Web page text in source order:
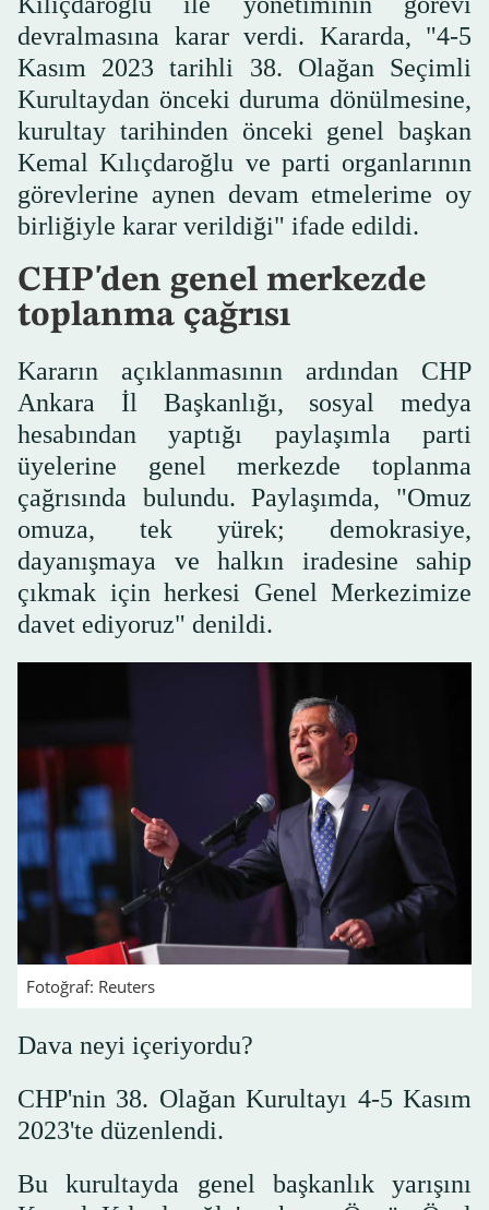
devralmasına karar verdi. Kararda, "4-5
Kasım 2023 tarihli 38. Olağan Seçimli
Kurultaydan önceki duruma dönülmesine,
kurultay tarihinden önceki genel başkan
Kemal Kılıçdaroğlu ve parti organlarının
görevlerine aynen devam etmelerime oy
birliğiyle karar verildiği" ifade edildi.
CHP'den genel merkezde
toplanma çağrısı
Kararın açıklanmasının ardından CHP
Ankara İl Başkanlığı, sosyal medya
hesabından yaptığı paylaşımla parti
üyelerine genel merkezde toplanma
çağrısında bulundu. Paylaşımda, "Omuz
omuza, tek yürek; demokrasiye,
dayanışmaya ve halkın iradesine sahip
çıkmak için herkesi Genel Merkezimize
davet ediyoruz" denildi.
Fotoğraf: Reuters
Dava neyi içeriyordu?
CHP'nin 38. Olağan Kurultayı 4-5 Kasım
2023'te düzenlendi.
Bu kurultayda genel başkanlık yarışını